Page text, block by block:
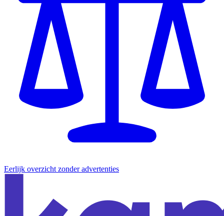
Eerlijk overzicht zonder advertenties